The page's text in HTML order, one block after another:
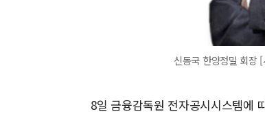
신동국 한양정밀 회장
8일 금융감독원 전자공시시스템에